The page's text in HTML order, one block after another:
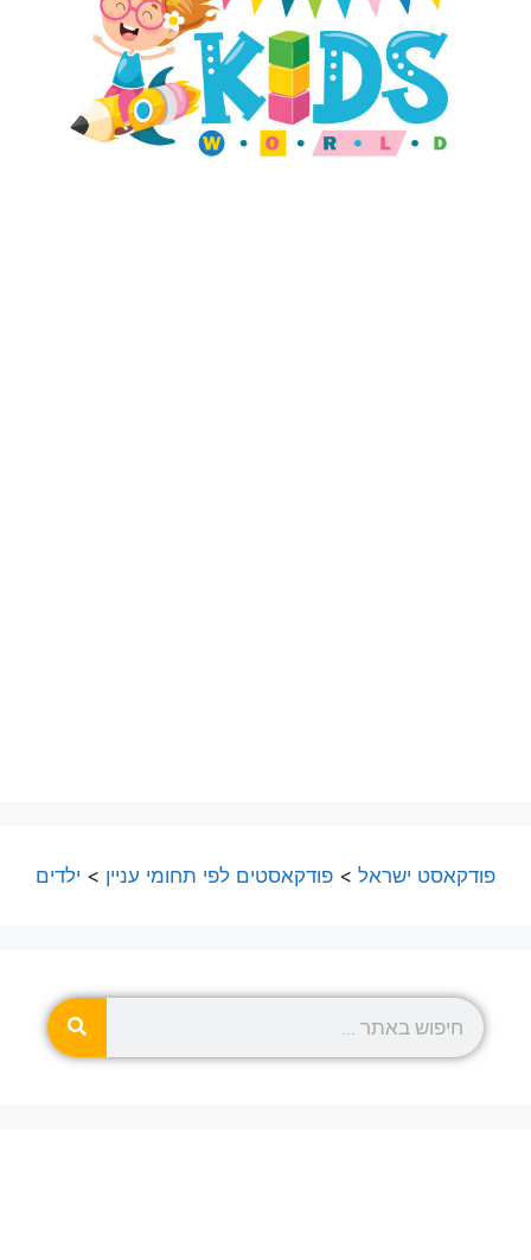
פודקאסט ישראל > פודקאסטים לפי תחומי עניין > ילדים